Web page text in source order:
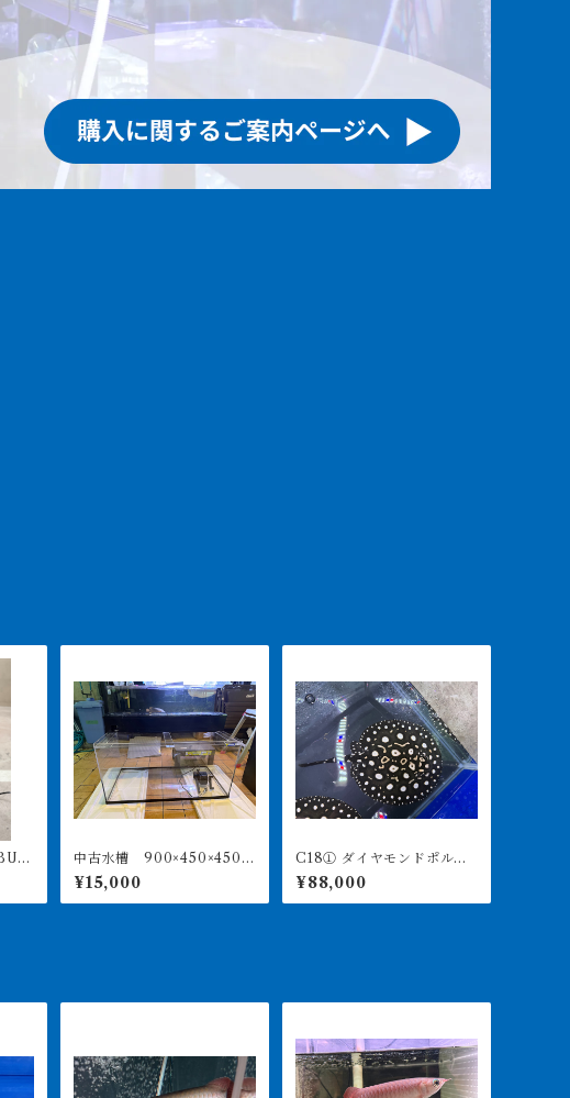
中古水槽 900×450×450ア
クリル水槽 上部濾過セッ
ト
¥15,000
C18① ダイヤモンドポル
カ アルビノヘテロ 体盤1
6㎝前後 ♀
¥88,000